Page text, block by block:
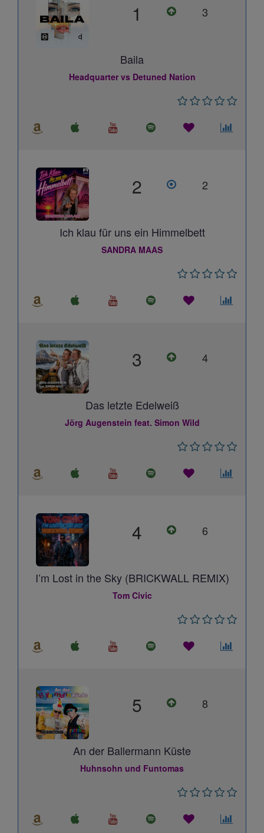
1 3
Baila
Headquarter vs Detuned Nation
2 2
Ich klau für uns ein Himmelbett
SANDRA MAAS
3 4
Das letzte Edelweiß
Jörg Augenstein feat. Simon Wild
4 6
I’m Lost in the Sky (BRICKWALL REMIX)
Tom Civic
5 8
An der Ballermann Küste
Huhnsohn und Funtomas